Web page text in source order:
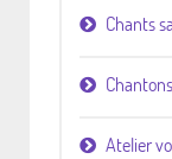
Chants
Atelier